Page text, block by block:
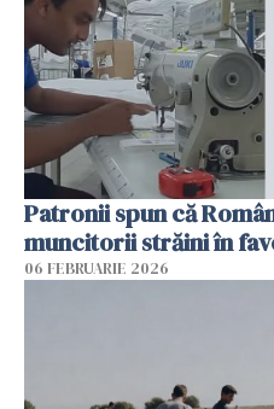
Patronii spun că
muncitorii străini în
06 FEBRUARIE 2026